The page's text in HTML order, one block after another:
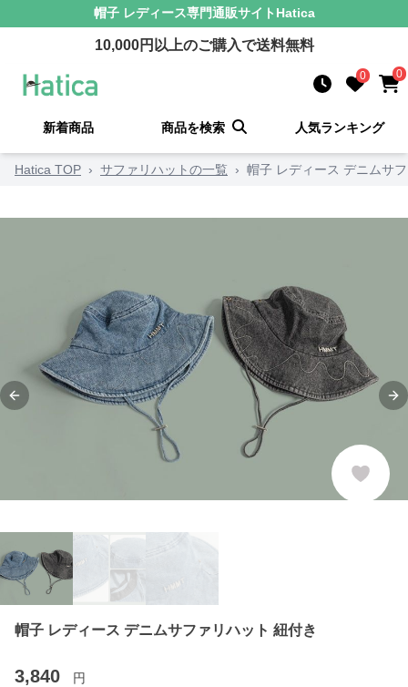
帽子 レディース専門通販サイト Hatica
10,000円以上のご購入で送料無料
0 0
新着商品 商品を検索 人気ランキング
Hatica TOP › サファリハットの一覧 › 帽子 レディース デニムサ
Previous slide
帽子 レディース デニムサファリハット 紐付き
3,840 円